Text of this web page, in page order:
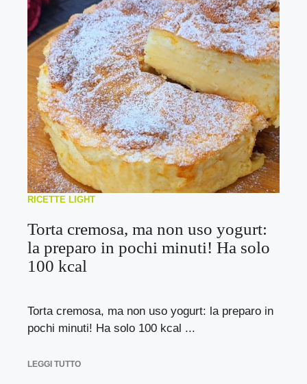
RICETTE LIGHT
Torta cremosa, ma non uso yogurt:
la preparo in pochi minuti! Ha solo
100 kcal
Torta cremosa, ma non uso yogurt: la preparo in
pochi minuti! Ha solo 100 kcal ...
LEGGI TUTTO